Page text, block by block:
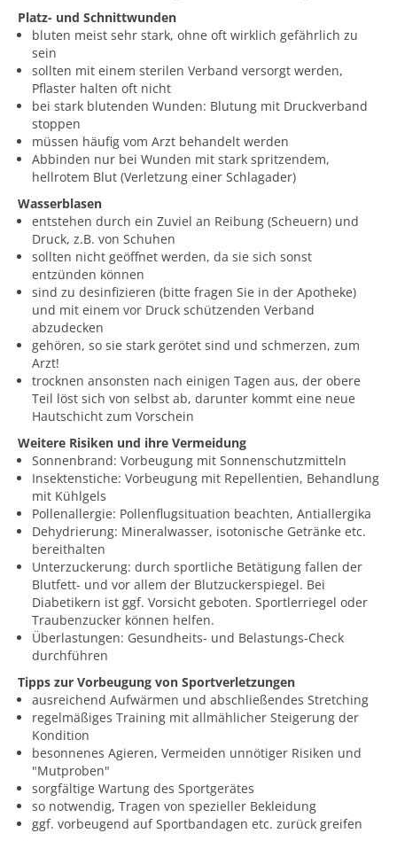
Platz- und Schnittwunden
bluten meist sehr stark, ohne oft wirklich gefährlich zu
sein
sollten mit einem sterilen Verband versorgt werden,
Pflaster halten oft nicht
bei stark blutenden Wunden: Blutung mit Druckverband
stoppen
müssen häufig vom Arzt behandelt werden
Abbinden nur bei Wunden mit stark spritzendem,
hellrotem Blut (Verletzung einer Schlagader)
Wasserblasen
entstehen durch ein Zuviel an Reibung (Scheuern) und
Druck, z.B. von Schuhen
sollten nicht geöffnet werden, da sie sich sonst
entzünden können
sind zu desinfizieren (bitte fragen Sie in der Apotheke)
und mit einem vor Druck schützenden Verband
abzudecken
gehören, so sie stark gerötet sind und schmerzen, zum
Arzt!
trocknen ansonsten nach einigen Tagen aus, der obere
Teil löst sich von selbst ab, darunter kommt eine neue
Hautschicht zum Vorschein
Weitere Risiken und ihre Vermeidung
Sonnenbrand: Vorbeugung mit Sonnenschutzmitteln
Insektenstiche: Vorbeugung mit Repellentien, Behandlung
mit Kühlgels
Pollenallergie: Pollenflugsituation beachten, Antiallergika
Dehydrierung: Mineralwasser, isotonische Getränke etc.
bereithalten
Unterzuckerung: durch sportliche Betätigung fallen der
Blutfett- und vor allem der Blutzuckerspiegel. Bei
Diabetikern ist ggf. Vorsicht geboten. Sportlerriegel oder
Traubenzucker können helfen.
Überlastungen: Gesundheits- und Belastungs-Check
durchführen
Tipps zur Vorbeugung von Sportverletzungen
ausreichend Aufwärmen und abschließendes Stretching
regelmäßiges Training mit allmählicher Steigerung der
Kondition
besonnenes Agieren, Vermeiden unnötiger Risiken und
"Mutproben"
sorgfältige Wartung des Sportgerätes
so notwendig, Tragen von spezieller Bekleidung
ggf. vorbeugend auf Sportbandagen etc. zurück greifen